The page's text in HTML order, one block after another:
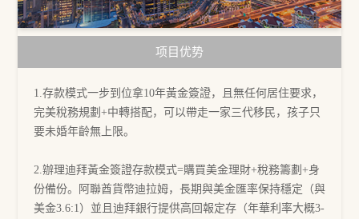
项目优势
1.存款模式一步到位拿10年黃金簽證，且無任何居住要求，
完美稅務規劃+中轉搭配，可以帶走一家三代移民，孩子只
要未婚年齡無上限。
2.辦理迪拜黃金簽證存款模式=購買美金理財+稅務籌劃+身
份備份。阿聯酋貨幣迪拉姆，長期與美金匯率保持穩定（與
美金3.6:1）並且迪拜銀行提供高回報定存（年華利率大概3-